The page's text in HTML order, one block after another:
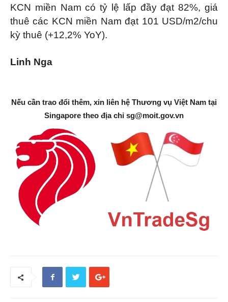
KCN miền Nam có tỷ lệ lấp đầy đạt 82%, giá
thuê các KCN miền Nam đạt 101 USD/m2/chu
kỳ thuê (+12,2% YoY).
Linh Nga
Nếu cần trao đổi thêm, xin liên hệ Thương vụ Việt Nam tại
Singapore theo địa chỉ sg@moit.gov.vn